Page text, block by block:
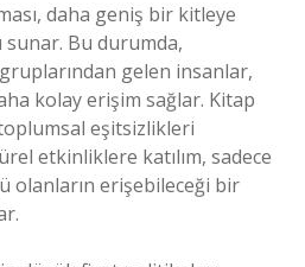
daha geniş bir kitleye
sunar. Bu durumda,
gelen insanlar,
kolay erişim sağlar. Kitap
eşitsizlikleri
etkinliklere katılım, sadece
olanların erişebileceği bir